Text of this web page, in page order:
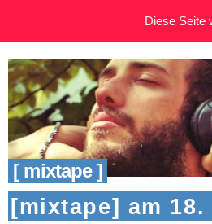
[ mixtape ]
[mixtape] am 18.
Diese Seite